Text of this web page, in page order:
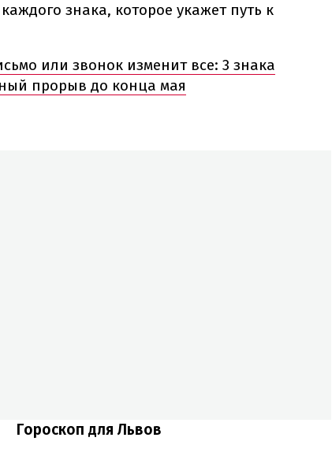
знака, которое укажет путь к
или звонок изменит все: 3 знака
прорыв до конца мая
Гороскоп для Львов